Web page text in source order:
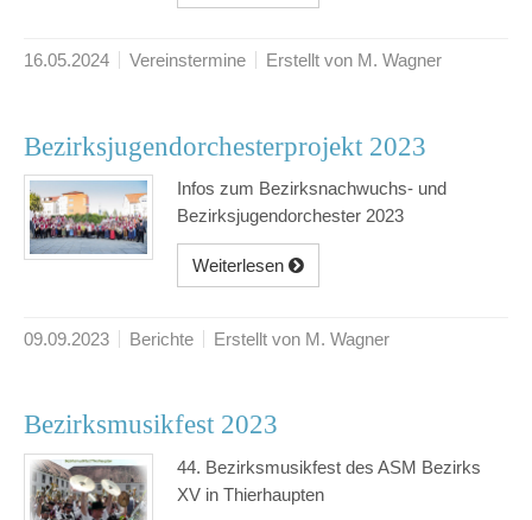
16.05.2024 Vereinstermine Erstellt von M. Wagner
Bezirksjugendorchesterprojekt 2023
Infos zum Bezirksnachwuchs- und
Bezirksjugendorchester 2023
Weiterlesen
09.09.2023 Berichte Erstellt von M. Wagner
Bezirksmusikfest 2023
44. Bezirksmusikfest des ASM Bezirks
XV in Thierhaupten